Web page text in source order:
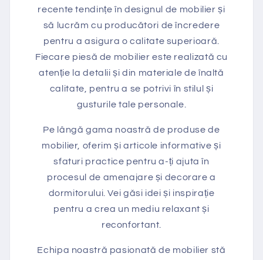
recente tendințe în designul de mobilier și
să lucrăm cu producători de încredere
pentru a asigura o calitate superioară.
Fiecare piesă de mobilier este realizată cu
atenție la detalii și din materiale de înaltă
calitate, pentru a se potrivi în stilul și
gusturile tale personale.
Pe lângă gama noastră de produse de
mobilier, oferim și articole informative și
sfaturi practice pentru a-ți ajuta în
procesul de amenajare și decorare a
dormitorului. Vei găsi idei și inspirație
pentru a crea un mediu relaxant și
reconfortant.
Echipa noastră pasionată de mobilier stă